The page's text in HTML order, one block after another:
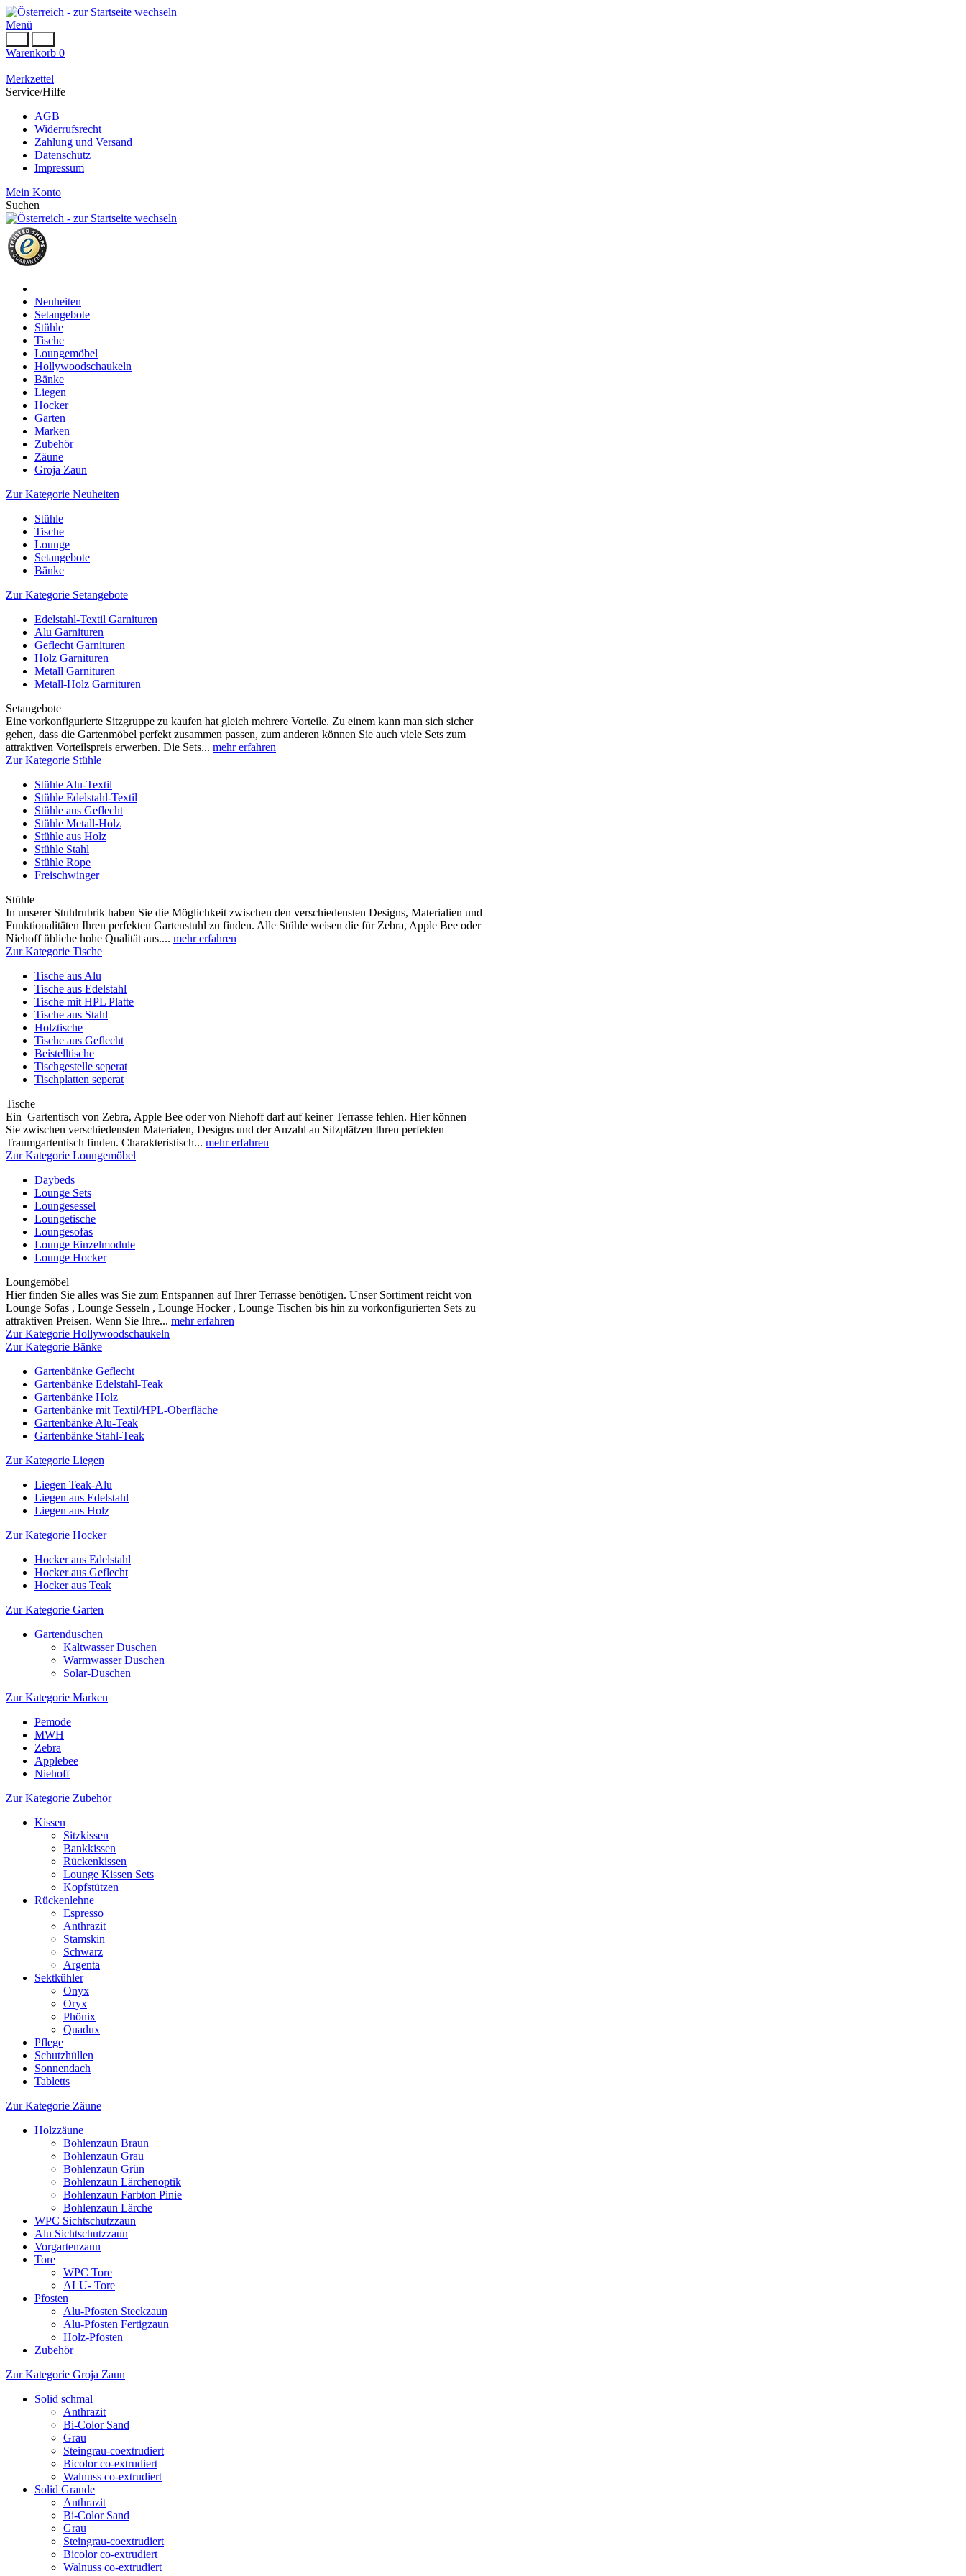
Menü
Warenkorb 0
Merkzettel
Service/Hilfe
AGB
Widerrufsrecht
Zahlung und Versand
Datenschutz
Impressum
Mein Konto
Suchen
Neuheiten
Setangebote
Stühle
Tische
Loungemöbel
Hollywoodschaukeln
Bänke
Liegen
Hocker
Garten
Marken
Zubehör
Zäune
Groja Zaun
Zur Kategorie Neuheiten
Stühle
Tische
Lounge
Setangebote
Bänke
Zur Kategorie Setangebote
Edelstahl-Textil Garnituren
Alu Garnituren
Geflecht Garnituren
Holz Garnituren
Metall Garnituren
Metall-Holz Garnituren
Setangebote
Eine vorkonfigurierte Sitzgruppe zu kaufen hat gleich mehrere Vorteile. Zu einem kann man sich sicher
gehen, dass die Gartenmöbel perfekt zusammen passen, zum anderen können Sie auch viele Sets zum
attraktiven Vorteilspreis erwerben. Die Sets... mehr erfahren
Zur Kategorie Stühle
Stühle Alu-Textil
Stühle Edelstahl-Textil
Stühle aus Geflecht
Stühle Metall-Holz
Stühle aus Holz
Stühle Stahl
Stühle Rope
Freischwinger
Stühle
In unserer Stuhlrubrik haben Sie die Möglichkeit zwischen den verschiedensten Designs, Materialien und
Funktionalitäten Ihren perfekten Gartenstuhl zu finden. Alle Stühle weisen die für Zebra, Apple Bee oder
Niehoff übliche hohe Qualität aus.... mehr erfahren
Zur Kategorie Tische
Tische aus Alu
Tische aus Edelstahl
Tische mit HPL Platte
Tische aus Stahl
Holztische
Tische aus Geflecht
Beistelltische
Tischgestelle seperat
Tischplatten seperat
Tische
Ein Gartentisch von Zebra, Apple Bee oder von Niehoff darf auf keiner Terrasse fehlen. Hier können
Sie zwischen verschiedensten Materialen, Designs und der Anzahl an Sitzplätzen Ihren perfekten
Traumgartentisch finden. Charakteristisch... mehr erfahren
Zur Kategorie Loungemöbel
Daybeds
Lounge Sets
Loungesessel
Loungetische
Loungesofas
Lounge Einzelmodule
Lounge Hocker
Loungemöbel
Hier finden Sie alles was Sie zum Entspannen auf Ihrer Terrasse benötigen. Unser Sortiment reicht von
Lounge Sofas , Lounge Sesseln , Lounge Hocker , Lounge Tischen bis hin zu vorkonfigurierten Sets zu
attraktiven Preisen. Wenn Sie Ihre... mehr erfahren
Zur Kategorie Hollywoodschaukeln
Zur Kategorie Bänke
Gartenbänke Geflecht
Gartenbänke Edelstahl-Teak
Gartenbänke Holz
Gartenbänke mit Textil/HPL-Oberfläche
Gartenbänke Alu-Teak
Gartenbänke Stahl-Teak
Zur Kategorie Liegen
Liegen Teak-Alu
Liegen aus Edelstahl
Liegen aus Holz
Zur Kategorie Hocker
Hocker aus Edelstahl
Hocker aus Geflecht
Hocker aus Teak
Zur Kategorie Garten
Gartenduschen
Kaltwasser Duschen
Warmwasser Duschen
Solar-Duschen
Zur Kategorie Marken
Pemode
MWH
Zebra
Applebee
Niehoff
Zur Kategorie Zubehör
Kissen
Sitzkissen
Bankkissen
Rückenkissen
Lounge Kissen Sets
Kopfstützen
Rückenlehne
Espresso
Anthrazit
Stamskin
Schwarz
Argenta
Sektkühler
Onyx
Oryx
Phönix
Quadux
Pflege
Schutzhüllen
Sonnendach
Tabletts
Zur Kategorie Zäune
Holzzäune
Bohlenzaun Braun
Bohlenzaun Grau
Bohlenzaun Grün
Bohlenzaun Lärchenoptik
Bohlenzaun Farbton Pinie
Bohlenzaun Lärche
WPC Sichtschutzzaun
Alu Sichtschutzzaun
Vorgartenzaun
Tore
WPC Tore
ALU- Tore
Pfosten
Alu-Pfosten Steckzaun
Alu-Pfosten Fertigzaun
Holz-Pfosten
Zubehör
Zur Kategorie Groja Zaun
Solid schmal
Anthrazit
Bi-Color Sand
Grau
Steingrau-coextrudiert
Bicolor co-extrudiert
Walnuss co-extrudiert
Solid Grande
Anthrazit
Bi-Color Sand
Grau
Steingrau-coextrudiert
Bicolor co-extrudiert
Walnuss co-extrudiert